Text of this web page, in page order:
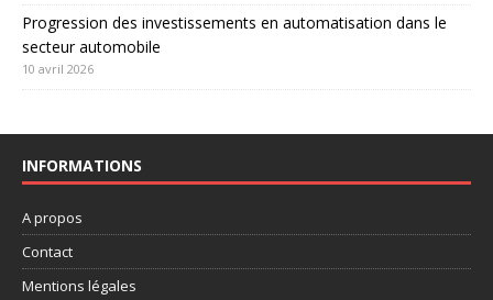
Progression des investissements en automatisation dans le
secteur automobile
10 avril 2026
INFORMATIONS
A propos
Contact
Mentions légales